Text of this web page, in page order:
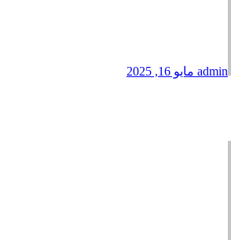
admin مايو 16, 2025